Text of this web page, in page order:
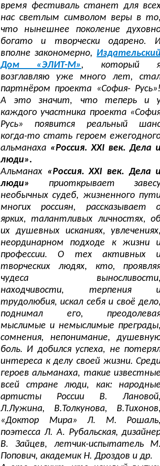
время фестиваль станет для
нас светлым символом веры в
что нынешнее поколение
богато и творчески одарено.
вполне закономерно,
Дом «ЭЛИТ-М», который
возглавляю уже много лет,
партнёром проекта «София-
А это значит, что теперь и
каждого участника проекта
Русь» появится реальный
когда-то стать героем
альманаха «Россия. XXI век. Дела
люди».
Альманах «Россия. XXI век. Дела
люди» приоткрывает
необычных судеб, жизненного
многих россиян, рассказывает
ярких, талантливых личностях,
их душевных исканиях,
неординарном подходе к жизни
профессии. О тех активных
творческих людях, кто,
чудеса
находчивости, терпения
трудолюбия, искал себя и своё
поднимал его,
мыслимые и немыслимые
сомнения, непонимание,
боль. И добился успеха, не
интереса к делу своей жизни.
героев альманаха, такие
всей стране люди, как:
артисты России В.
Л.Лужина, В.Толкунова,
«Доктор Мира» Л. М.
поэтесса Л. А. Рубальская,
В. Зайцев, летчик-испытатель
Попович, академик Н. Дроздов и др.